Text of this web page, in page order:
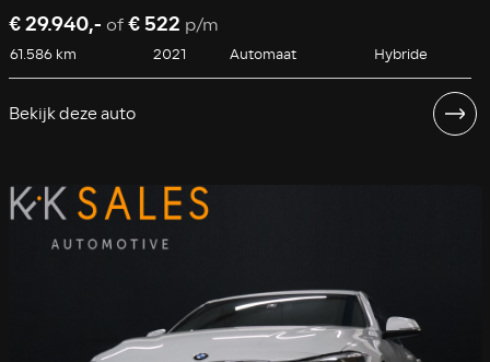
€ 29.940,- of€ 522 p/m
61.586 km 2021 Automaat Hybride
Bekijk deze auto